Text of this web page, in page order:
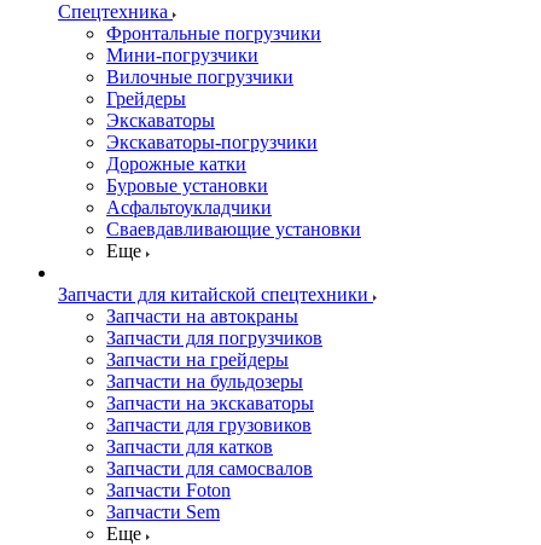
Спецтехника
Фронтальные погрузчики
Мини-погрузчики
Вилочные погрузчики
Грейдеры
Экскаваторы
Экскаваторы-погрузчики
Дорожные катки
Буровые установки
Асфальтоукладчики
Сваевдавливающие установки
Еще
Запчасти для китайской спецтехники
Запчасти на автокраны
Запчасти для погрузчиков
Запчасти на грейдеры
Запчасти на бульдозеры
Запчасти на экскаваторы
Запчасти для грузовиков
Запчасти для катков
Запчасти для самосвалов
Запчасти Foton
Запчасти Sem
Еще